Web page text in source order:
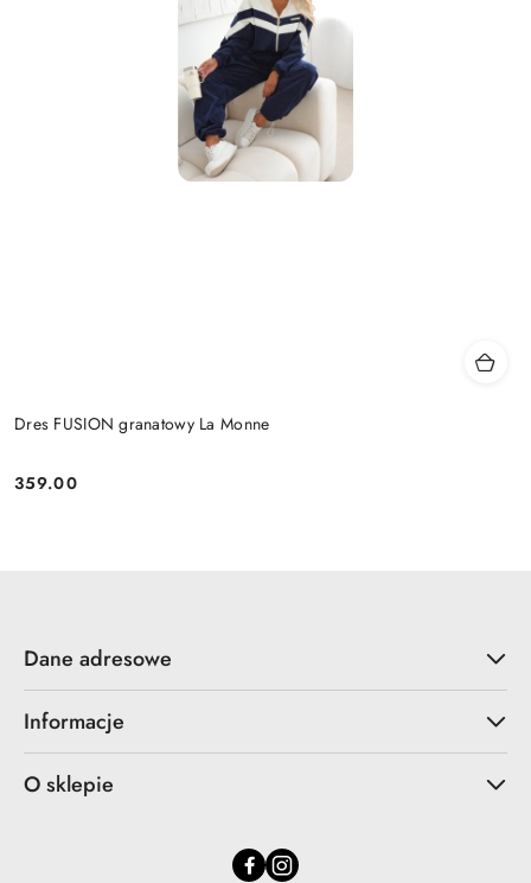
Dres FUSION granatowy La Monne
Cena:
359.00
Dane adresowe
Informacje
O sklepie